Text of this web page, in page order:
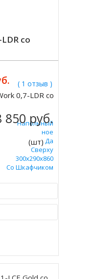
со
( 1 отзыв )
Напольный
Электронное
Да
Сверху
300х290х860
Со Шкафчиком
0,7-LDR со
850 руб.
(шт)